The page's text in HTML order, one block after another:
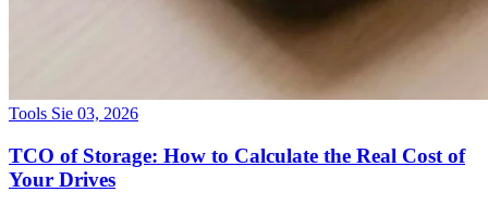
Tools Sie 03, 2026
TCO of Storage: How to Calculate the Real Cost of
Your Drives